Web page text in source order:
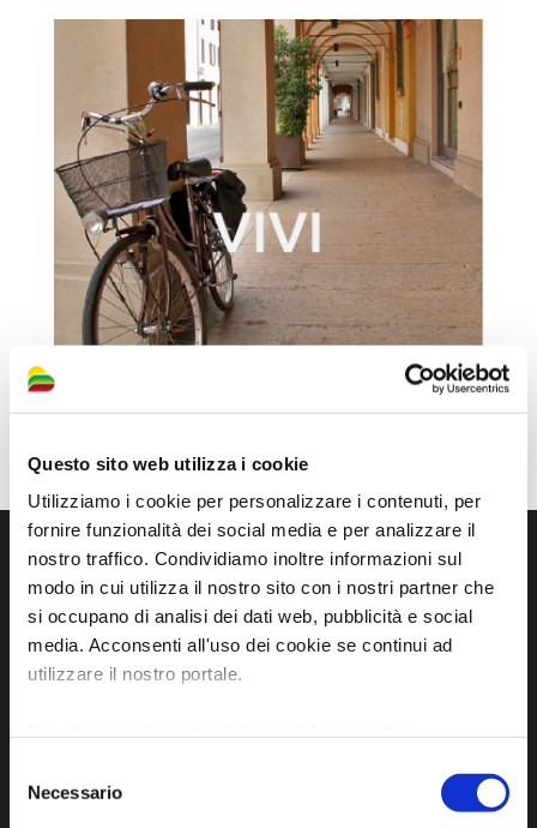
Questo sito web utilizza i cookie
Utilizziamo i cookie per personalizzare i contenuti, per
fornire funzionalità dei social media e per analizzare il
nostro traffico. Condividiamo inoltre informazioni sul
modo in cui utilizza il nostro sito con i nostri partner che
si occupano di analisi dei dati web, pubblicità e social
media. Acconsenti all'uso dei cookie se continui ad
utilizzare il nostro portale.
delNecessarioSito ufficiale di informazione turistica
dell'Unione dei Comuni della Bassa Romagna